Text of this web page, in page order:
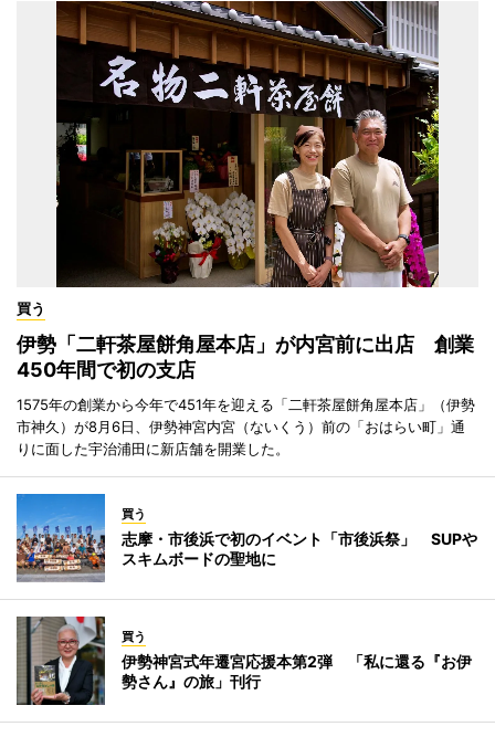
買う
伊勢「二軒茶屋餅角屋本店」が内宮前に出店 創業
450年間で初の支店
1575年の創業から今年で451年を迎える「二軒茶屋餅角屋本店」（伊勢
市神久）が8月6日、伊勢神宮内宮（ないくう）前の「おはらい町」通
りに面した宇治浦田に新店舗を開業した。
買う
志摩・市後浜で初のイベント「市後浜祭」 SUPや
スキムボードの聖地に
買う
伊勢神宮式年遷宮応援本第2弾 「私に還る『お伊
勢さん』の旅」刊行